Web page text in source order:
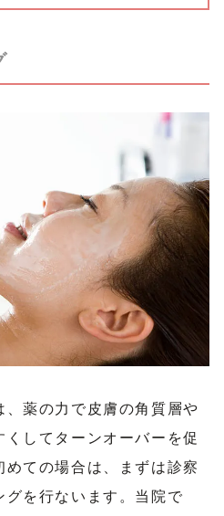
薬の力で皮膚の角質層や
してターンオーバーを促
ての場合は、まずは診察
グを行ないます。当院で